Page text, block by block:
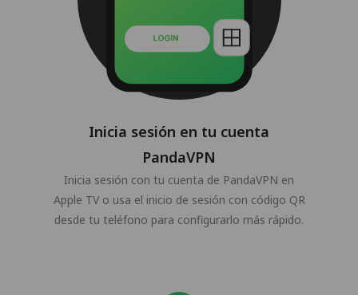
Inicia sesión en tu cuenta
PandaVPN
Inicia sesión con tu cuenta de PandaVPN en
Apple TV o usa el inicio de sesión con código QR
desde tu teléfono para configurarlo más rápido.